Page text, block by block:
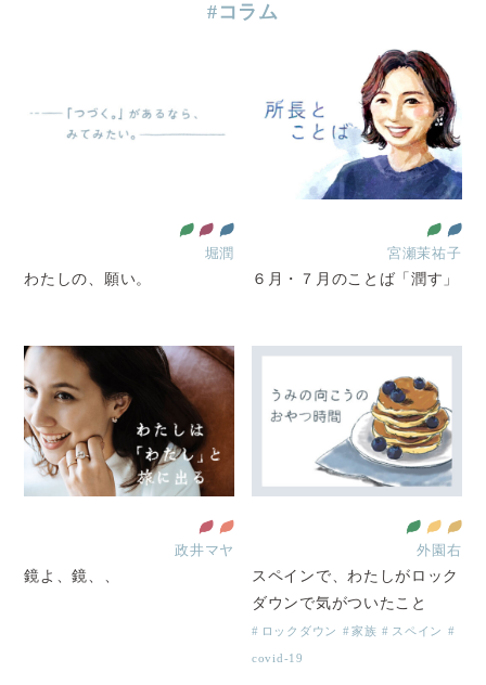
#コラム
堀潤
わたしの、願い。
宮瀬茉祐子
６月・７月のことば「潤す」
政井マヤ
鏡よ、鏡、、
外園右
スペインで、わたしがロック
ダウンで気がついたこと
ロックダウン 家族 スペイン
covid-19